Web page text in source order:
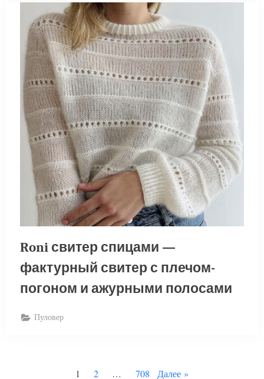
Roni свитер спицами —
фактурный свитер с плечом-
погоном и ажурными полосами
Пуловер
1 2 … 708 Далее